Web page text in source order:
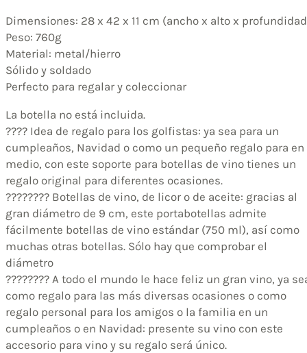
Dimensiones: 28 x 42 x 11 cm (ancho x alto x
Peso: 760g
Material: metal/hierro
Sólido y soldado
Perfecto para regalar y coleccionar
La botella no está incluida.
????️ Idea de regalo para los golfistas: ya sea para un
cumpleaños, Navidad o como un pequeño regalo para en
medio, con este soporte para botellas de vino tienes un
regalo original para diferentes ocasiones.
???????? Botellas de vino, de licor o de aceite: gracias al
gran diámetro de 9 cm, este portabotellas admite
fácilmente botellas de vino estándar (750 ml), así como
muchas otras botellas. Sólo hay que comprobar el
diámetro
???????? A todo el mundo le hace feliz un gran vino, ya
como regalo para las más diversas ocasiones o como
regalo personal para los amigos o la familia en un
cumpleaños o en Navidad: presente su vino con este
accesorio para vino y su regalo será único.